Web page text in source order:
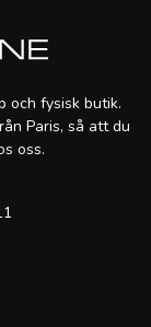
och fysisk butik.
Paris, så att du
oss.